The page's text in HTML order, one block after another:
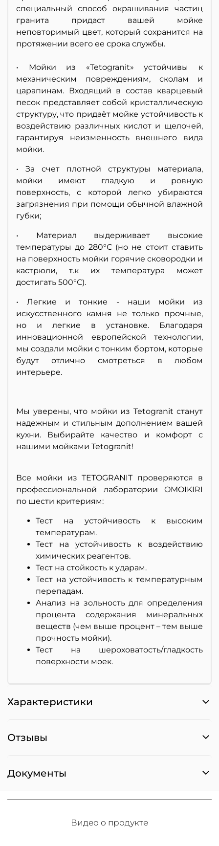
специальный способ окрашивания частиц
гранита придаст вашей мойке
неповторимый цвет, который сохранится на
протяжении всего ее срока службы.
• Мойки из «Tetogranit» устойчивы к
механическим повреждениям, сколам и
царапинам. Входящий в состав кварцевый
песок представляет собой кристаллическую
структуру, что придаёт мойке устойчивость к
воздействию различных кислот и щелочей,
гарантируя неизменность внешнего вида
мойки.
• За счет плотной структуры материала,
мойки имеют гладкую и ровную
поверхность, с которой легко убираются
загрязнения при помощи обычной влажной
губки;
• Материал выдерживает высокие
температуры до 280°С (но не стоит ставить
на поверхность мойки горячие сковородки и
кастрюли, т.к их температура может
достигать 500°С).
• Легкие и тонкие - наши мойки из
искусственного камня не только прочные,
но и легкие в установке. Благодаря
инновационной европейской технологии,
мы создали мойки с тонким бортом, которые
будут отлично смотреться в любом
интерьере.
Мы уверены, что мойки из Tetogranit станут
надежным и стильным дополнением вашей
кухни. Выбирайте качество и комфорт с
нашими мойками Tetogranit!
Все мойки из TETOGRANIT проверяются в
профессиональной лаборатории OMOIKIRI
по шести критериям:
Тест на устойчивость к высоким
температурам.
Тест на устойчивость к воздействию
химических реагентов.
Тест на стойкость к ударам.
Тест на устойчивость к температурным
перепадам.
Анализ на зольность для определения
процента содержания минеральных
веществ (чем выше процент – тем выше
прочность мойки).
Тест на шероховатость/гладкость
поверхности моек.
Характеристики
Отзывы
Документы
Видео о продукте